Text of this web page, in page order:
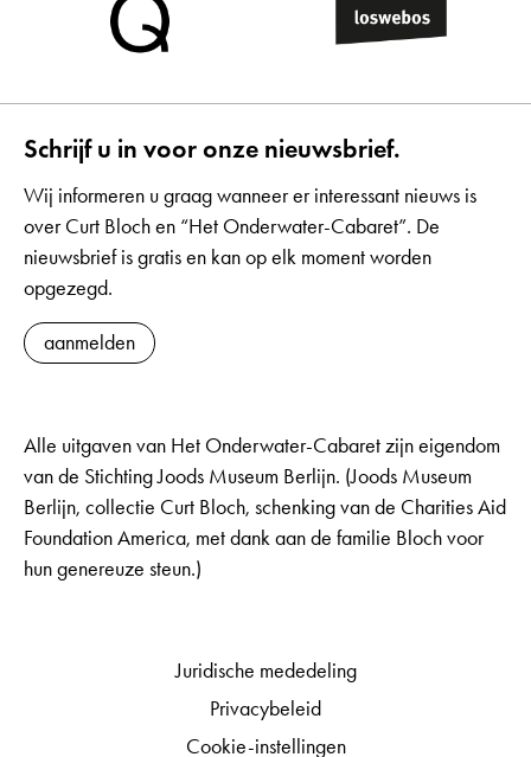
Schrijf u in voor onze nieuwsbrief.
Wij informeren u graag wanneer er interessant nieuws is
over Curt Bloch en “Het Onderwater-Cabaret”. De
nieuwsbrief is gratis en kan op elk moment worden
opgezegd.
aanmelden
Alle uitgaven van Het Onderwater-Cabaret zijn eigendom
van de Stichting Joods Museum Berlijn. (Joods Museum
Berlijn, collectie Curt Bloch, schenking van de Charities Aid
Foundation America, met dank aan de familie Bloch voor
hun genereuze steun.)
Juridische mededeling
Privacybeleid
Cookie-instellingen